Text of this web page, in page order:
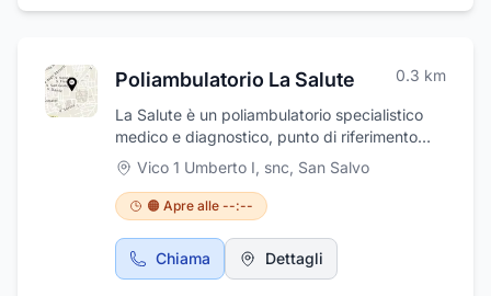
Poliambulatorio La Salute 0.3 km
La Salute è un poliambulatorio specialistico
medico e diagnostico, punto di riferimento
territoriale per qualità delle prestazioni,
professionalità e cortesia.
Vico 1 Umberto I, snc, San Salvo
🟠 Apre alle --:--
Chiama Dettagli